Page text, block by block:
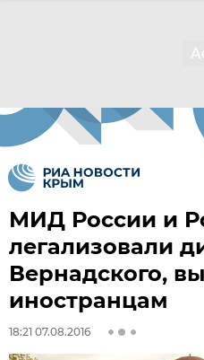
МИД России и
легализовали
Вернадского,
иностранцам
18:21 07.08.2016